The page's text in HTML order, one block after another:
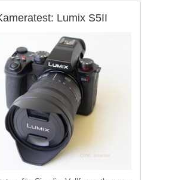
Lumix S5II